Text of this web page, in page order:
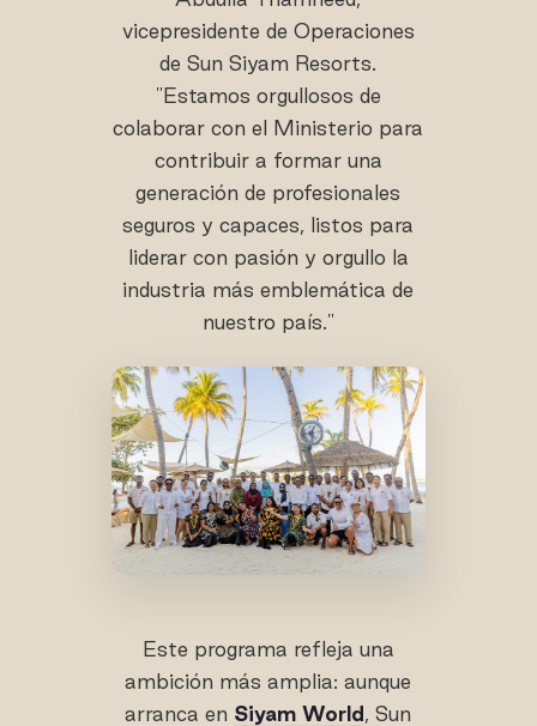
vicepresidente de Operaciones
de Sun Siyam Resorts.
"Estamos orgullosos de
colaborar con el Ministerio para
contribuir a formar una
generación de profesionales
seguros y capaces, listos para
liderar con pasión y orgullo la
industria más emblemática de
nuestro país."
Este programa refleja una
ambición más amplia: aunque
arranca en Siyam World , Sun